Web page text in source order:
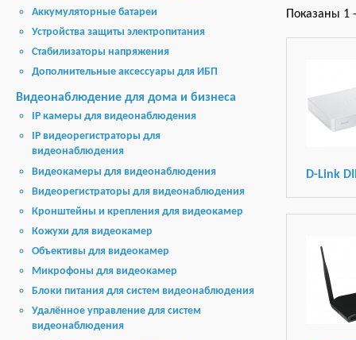
Аккумуляторные батареи
Устройства защиты электропитания
Стабилизаторы напряжения
Дополнительные аксессуары для ИБП
Видеонаблюдение для дома и бизнеса
IP камеры для видеонаблюдения
IP видеорегистраторы для
видеонаблюдения
Видеокамеры для видеонаблюдения
Видеорегистраторы для видеонаблюдения
Кронштейны и крепления для видеокамер
Кожухи для видеокамер
Объективы для видеокамер
Микрофоны для видеокамер
Блоки питания для систем видеонаблюдения
Удалённое управление для систем
видеонаблюдения
Показаны 1
D-Link